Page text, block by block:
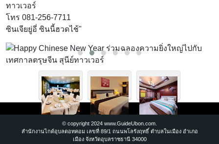
ทาวเวอร์
โทร 081-256-7711
ซินเจียยู่อี่ ซินนี้ฮวดไช้"
© copyright 2024 www.GuideUbon.com.
สำนักงานไกด์อุบลดอทคอม เลขที่ 89/1 ถนนพโลรังฤทธิ์ ตำบลในเมือง อำเภอ
เมือง จังหวัดอุบลราชธานี 34000